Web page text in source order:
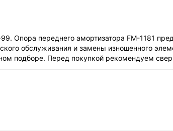
Опора переднего амортизатора FM-1181
обслуживания и замены изношенного
подборе. Перед покупкой рекомендуем